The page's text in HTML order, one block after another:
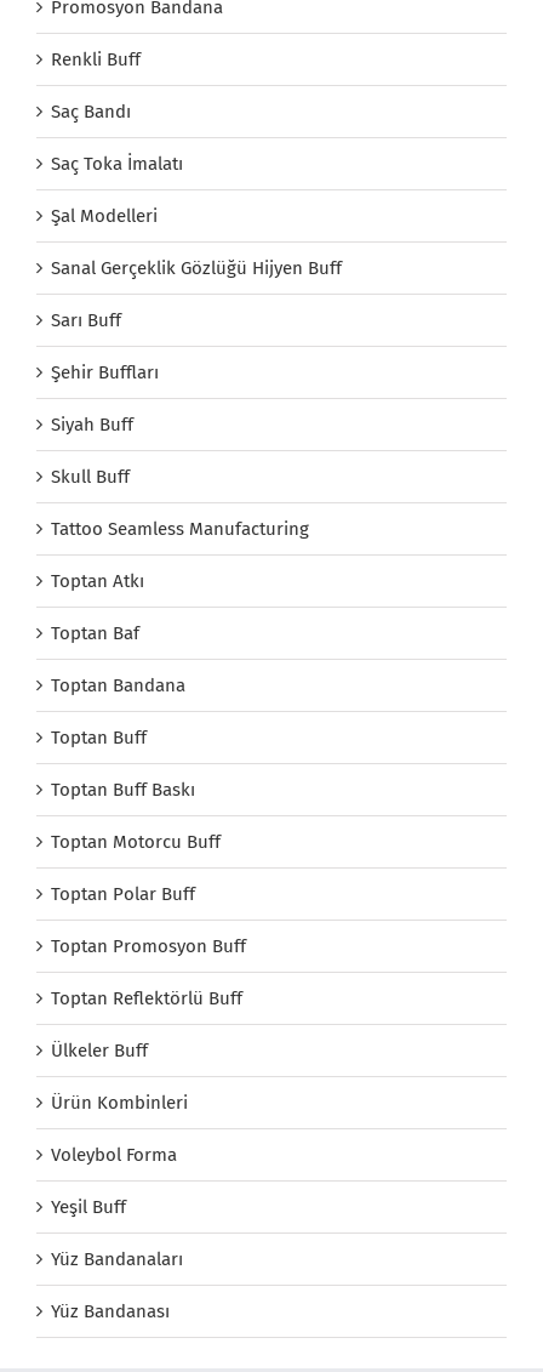
Promosyon Bandana
Renkli Buff
Saç Bandı
Saç Toka İmalatı
Şal Modelleri
Sanal Gerçeklik Gözlüğü Hijyen Buff
Sarı Buff
Şehir Buffları
Siyah Buff
Skull Buff
Tattoo Seamless Manufacturing
Toptan Atkı
Toptan Baf
Toptan Bandana
Toptan Buff
Toptan Buff Baskı
Toptan Motorcu Buff
Toptan Polar Buff
Toptan Promosyon Buff
Toptan Reflektörlü Buff
Ülkeler Buff
Ürün Kombinleri
Voleybol Forma
Yeşil Buff
Yüz Bandanaları
Yüz Bandanası